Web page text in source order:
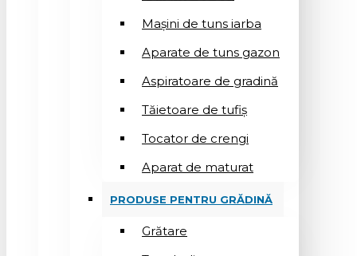
Mașini de tuns iarba
Aparate de tuns gazon
Aspiratoare de gradină
Tăietoare de tufiș
Tocator de crengi
Aparat de maturat
PRODUSE PENTRU GRĂDINĂ
Grătare